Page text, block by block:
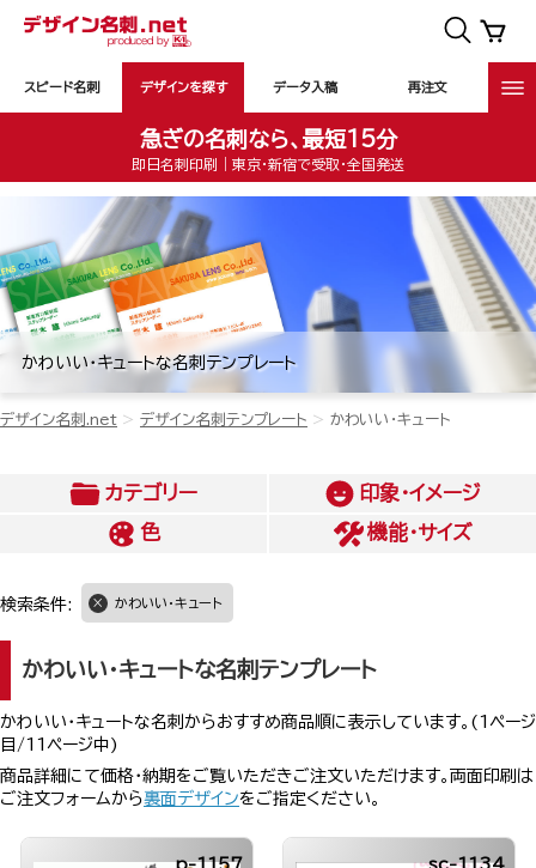
スピード名刺 デザインを探す データ入稿 再注文
急ぎの名刺なら、最短15分
即日名刺印刷｜東京・新宿で受取・全国発送
かわいい・キュートな名刺テンプレート
デザイン名刺.net デザイン名刺テンプレート かわいい・キュート
カテゴリー
印象・イメージ
色
機能・サイズ
検索条件: かわいい・キュート
かわいい・キュートな名刺テンプレート
かわいい・キュートな名刺からおすすめ商品順に表示しています。(1ページ
目/11ページ中)
商品詳細にて価格・納期をご覧いただきご注文いただけます。両面印刷は
ご注文フォームから裏面デザインをご指定ください。
p-1157 sc-1134